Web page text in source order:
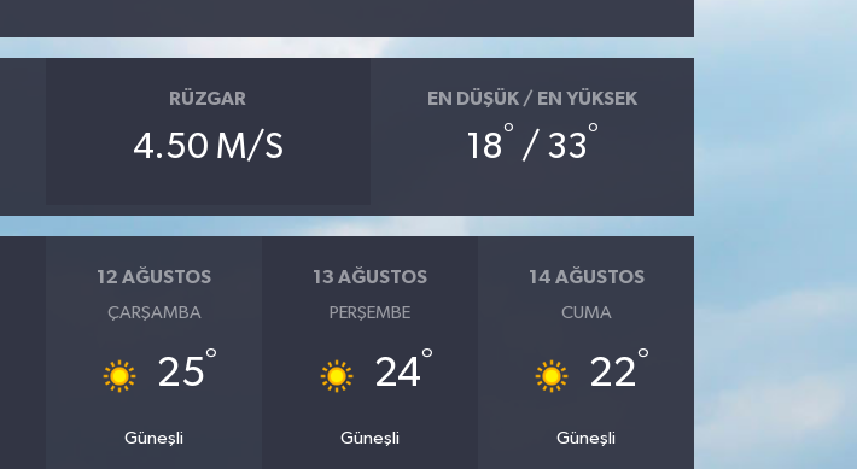
RÜZGAR
4.50 M/S
EN DÜŞÜK / EN YÜKSEK
18° / 33°
12 AĞUSTOS
ÇARŞAMBA
25°
Güneşli
13 AĞUSTOS
PERŞEMBE
24°
Güneşli
14 AĞUSTOS
CUMA
22°
Güneşli